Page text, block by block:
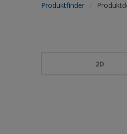
Produktfinder
2D